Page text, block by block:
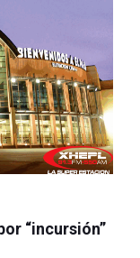
“incursión”